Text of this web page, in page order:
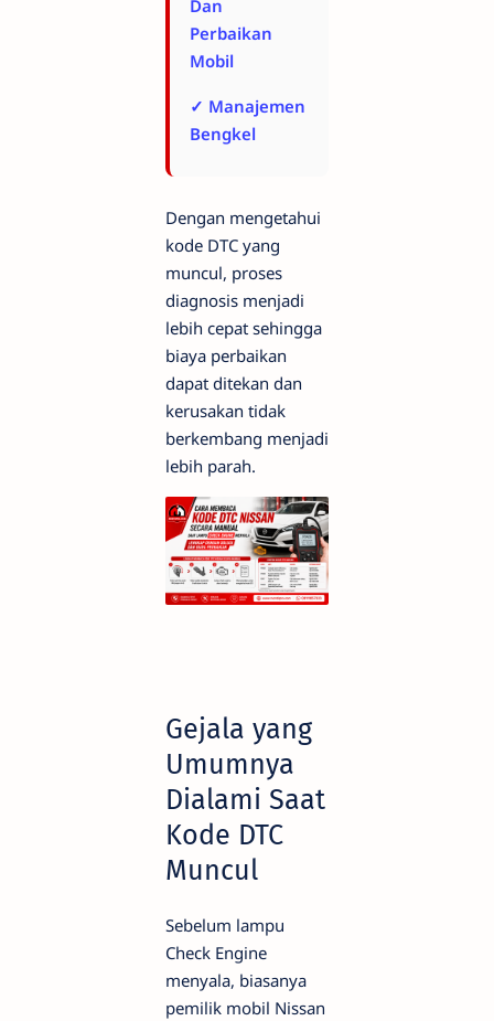
Dan
Perbaikan
Mobil
✓ Manajemen
Bengkel
Dengan mengetahui
kode DTC yang
muncul, proses
diagnosis menjadi
lebih cepat sehingga
biaya perbaikan
dapat ditekan dan
kerusakan tidak
berkembang menjadi
lebih parah.
Gejala yang
Umumnya
Dialami Saat
Kode DTC
Muncul
Sebelum lampu
Check Engine
menyala, biasanya
pemilik mobil Nissan